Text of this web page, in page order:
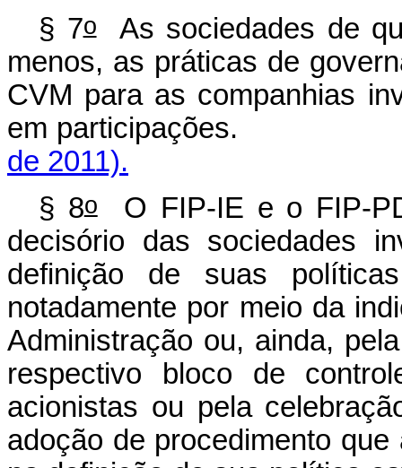
§ 7oAs sociedades de
menos, as práticas de
CVM para as companhias
em
de 2011).
§ 8oO FIP-IE e o FIP-
decisório das sociedades
definição de suas
notadamente por meio da
Administração ou, ainda,
respectivo bloco de
acionistas ou pela
adoção de procedimento